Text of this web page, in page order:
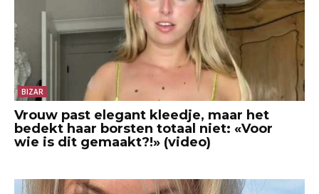
BIZAR
Vrouw past elegant kleedje, maar het
bedekt haar borsten totaal niet: «Voor
wie is dit gemaakt?!» (video)